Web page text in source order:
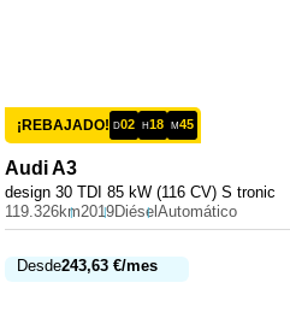
¡REBAJADO! D02 H18 M45
AudiA3
design 30 TDI 85 kW (116 CV) S tronic
119.326km2019DiéselAutomático
Desde243,63 €/mes